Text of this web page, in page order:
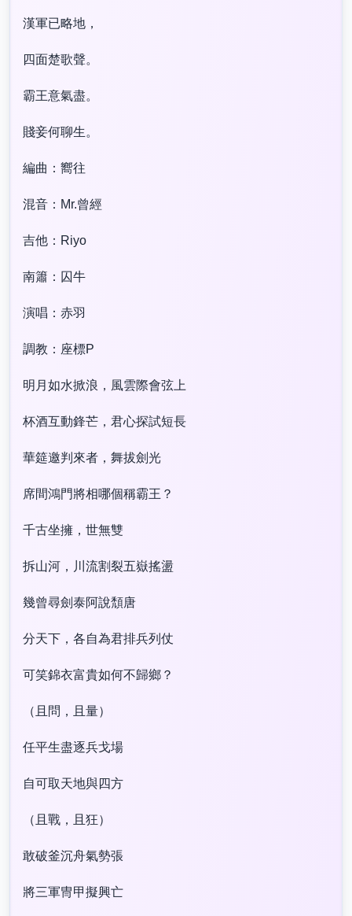
漢軍已略地，
四面楚歌聲。
霸王意氣盡。
賤妾何聊生。
編曲：嚮往
混音：Mr.曾經
吉他：Riyo
南簫：囚牛
演唱：赤羽
調教：座標P
明月如水掀浪，風雲際會弦上
杯酒互動鋒芒，君心探試短長
華筵邀判來者，舞拔劍光
席間鴻門將相哪個稱霸王？
千古坐擁，世無雙
拆山河，川流割裂五嶽搖盪
幾曾尋劍泰阿說頹唐
分天下，各自為君排兵列仗
可笑錦衣富貴如何不歸鄉？
（且問，且量）
任平生盡逐兵戈場
自可取天地與四方
（且戰，且狂）
敢破釜沉舟氣勢張
將三軍冑甲擬興亡